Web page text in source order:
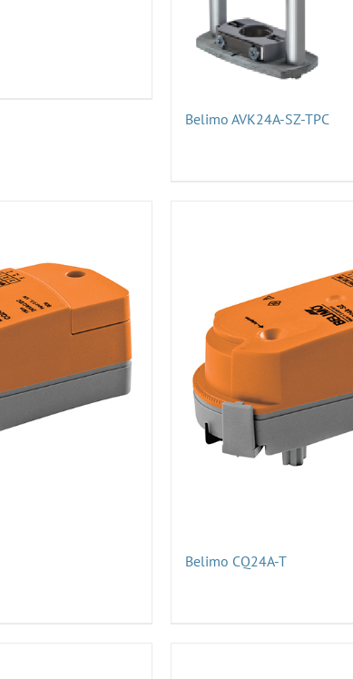
Belimo AVK24A-SZ-TPC
Belimo CQ24A-T